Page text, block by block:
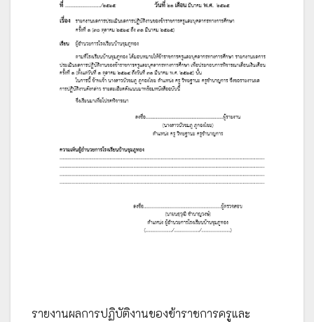
รายงานผลการปฏิบัติงานของข้าราชการครูและ